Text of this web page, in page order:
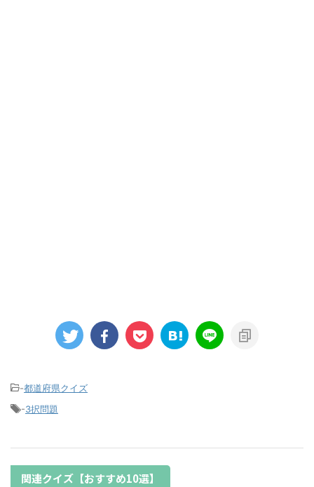
-都道府県クイズ
-3択問題
関連クイズ【おすすめ10選】